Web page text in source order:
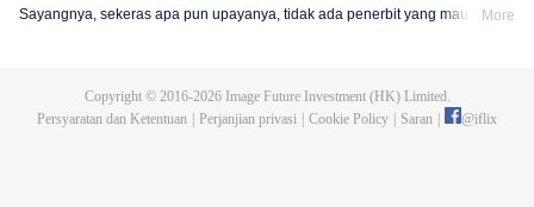
Sayangnya, sekeras apa pun upayanya, tidak ada penerbit yang mau
karakter dari bukunya, yang menjadi hidup. Tidak hanya itu, ia juga menjadi
More
Copyright © 2016-2026Image Future Investment (HK) Limited.
Persyaratan dan Ketentuan
Perjanjian privasi Cookie Policy Saran @iflix